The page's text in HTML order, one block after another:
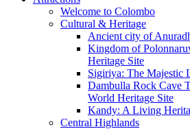
Welcome to Colombo
Cultural & Heritage
Ancient city of
Kingdom of
Heritage Site
Sigiriya: The Majestic
Dambulla Rock Cave
World Heritage Site
Kandy: A Living
Central Highlands